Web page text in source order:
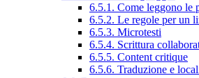
6.5.1. Come leggono le
6.5.2. Le regole per un
6.5.3. Microtesti
6.5.4. Scrittura
6.5.5. Content critique
6.5.6. Traduzione e